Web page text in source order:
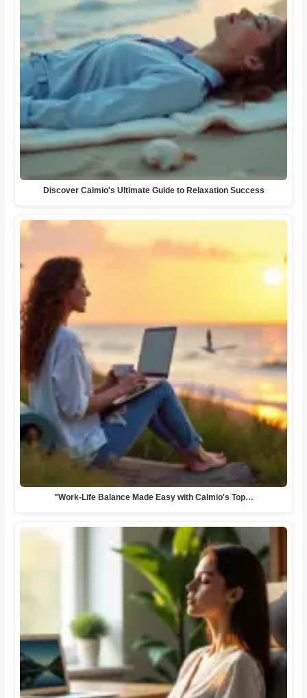
Discover Calmio's Ultimate Guide to Relaxation Success
"Work-Life Balance Made Easy with Calmio's Top…